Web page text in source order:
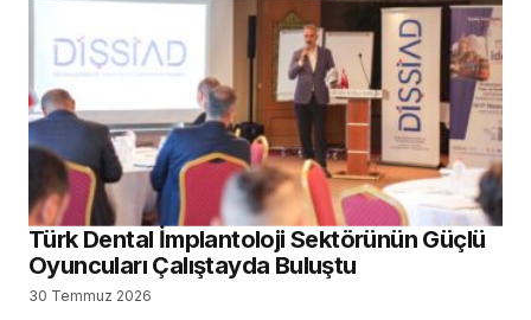
Türk Dental İmplantoloji Sektörünün Güçlü
Oyuncuları Çalıştayda Buluştu
30 Temmuz 2026